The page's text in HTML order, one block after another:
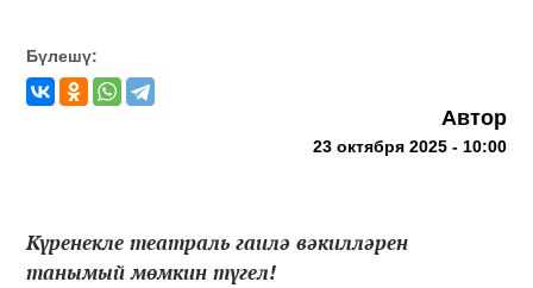
Бүлешү:
Автор
23 октября 2025 - 10:00
Күренекле театраль гаилә вәкилләрен
танымый мөмкин түгел!